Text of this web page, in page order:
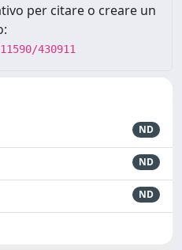
per citare o creare un
430911
ND
ND
ND